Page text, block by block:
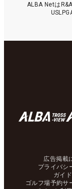
ALBA Netは
広告掲載
プライバシ
ガイ
ゴルフ場予約サ